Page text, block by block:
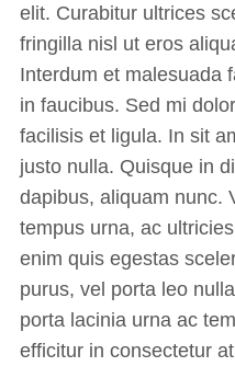
elit. Curabitur ultrices
fringilla nisl ut eros
Interdum et malesuada
in faucibus. Sed mi
facilisis et ligula. In sit
justo nulla. Quisque in
dapibus, aliquam nunc.
tempus urna, ac
enim quis egestas
purus, vel porta leo
porta lacinia urna ac
efficitur in consectetur